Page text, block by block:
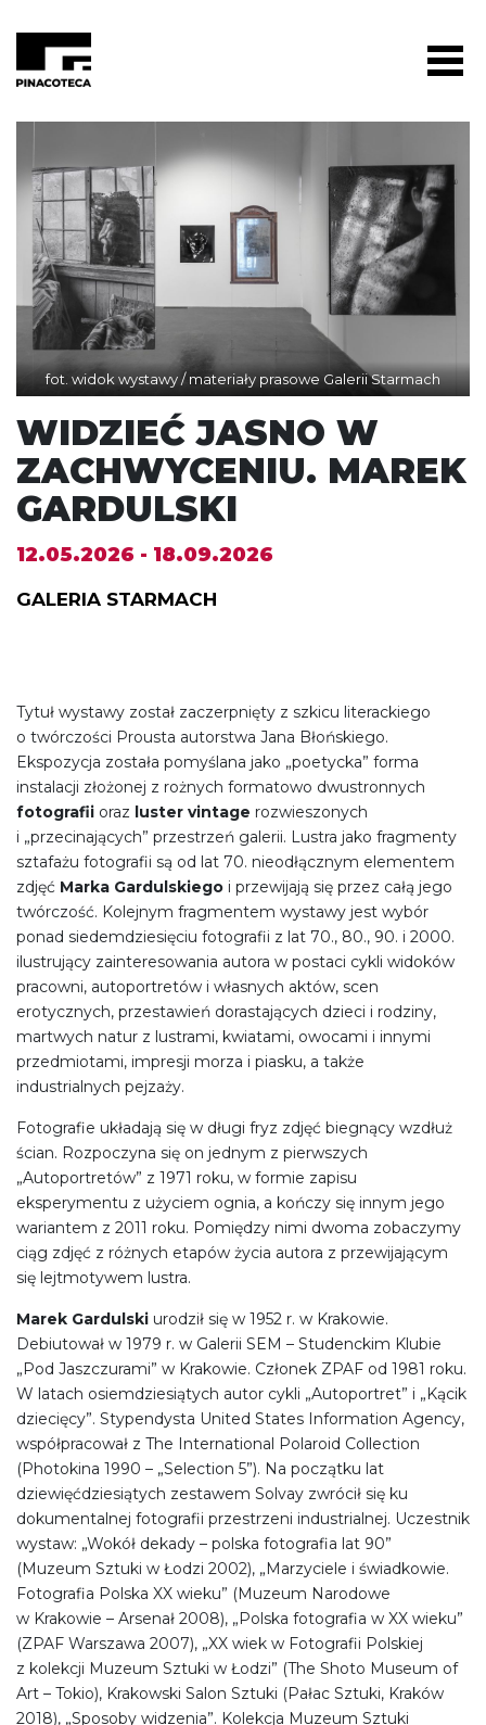
fot. widok wystawy / materiały prasowe Galerii Starmach
WIDZIEĆ JASNO W
ZACHWYCENIU. MAREK
GARDULSKI
12.05.2026 - 18.09.2026
GALERIA STARMACH
Tytuł wystawy został zaczerpnięty z szkicu literackiego
o twórczości Prousta autorstwa Jana Błońskiego.
Ekspozycja została pomyślana jako „poetycka” forma
instalacji złożonej z rożnych formatowo dwustronnych
fotografii oraz luster vintage rozwieszonych
i „przecinających” przestrzeń galerii. Lustra jako fragmenty
sztafażu fotografii są od lat 70. nieodłącznym elementem
zdjęć Marka Gardulskiego i przewijają się przez całą jego
twórczość. Kolejnym fragmentem wystawy jest wybór
ponad siedemdziesięciu fotografii z lat 70., 80., 90. i 2000.
ilustrujący zainteresowania autora w postaci cykli widoków
pracowni, autoportretów i własnych aktów, scen
erotycznych, przestawień dorastających dzieci i rodziny,
martwych natur z lustrami, kwiatami, owocami i innymi
przedmiotami, impresji morza i piasku, a także
industrialnych pejzaży.
Fotografie układają się w długi fryz zdjęć biegnący wzdłuż
ścian. Rozpoczyna się on jednym z pierwszych
„Autoportretów” z 1971 roku, w formie zapisu
eksperymentu z użyciem ognia, a kończy się innym jego
wariantem z 2011 roku. Pomiędzy nimi dwoma zobaczymy
ciąg zdjęć z różnych etapów życia autora z przewijającym
się lejtmotywem lustra.
Marek Gardulski urodził się w 1952 r. w Krakowie.
Debiutował w 1979 r. w Galerii SEM – Studenckim Klubie
„Pod Jaszczurami” w Krakowie. Członek ZPAF od 1981 roku.
W latach osiemdziesiątych autor cykli „Autoportret” i „Kącik
dziecięcy”. Stypendysta United States Information Agency,
współpracował z The International Polaroid Collection
(Photokina 1990 – „Selection 5”). Na początku lat
dziewięćdziesiątych zestawem Solvay zwrócił się ku
dokumentalnej fotografii przestrzeni industrialnej. Uczestnik
wystaw: „Wokół dekady – polska fotografia lat 90”
(Muzeum Sztuki w Łodzi 2002), „Marzyciele i świadkowie.
Fotografia Polska XX wieku” (Muzeum Narodowe
w Krakowie – Arsenał 2008), „Polska fotografia w XX wieku”
(ZPAF Warszawa 2007), „XX wiek w Fotografii Polskiej
z kolekcji Muzeum Sztuki w Łodzi” (The Shoto Museum of
Art – Tokio), Krakowski Salon Sztuki (Pałac Sztuki, Kraków
2018), „Sposoby widzenia”. Kolekcja Muzeum Sztuki